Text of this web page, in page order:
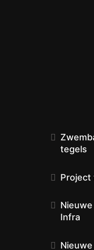
tegels
Project
Infra